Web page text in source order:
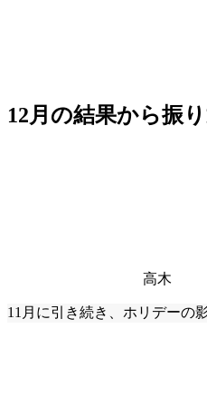
12月の結果から振
高木
11月に引き続き、ホリデーの